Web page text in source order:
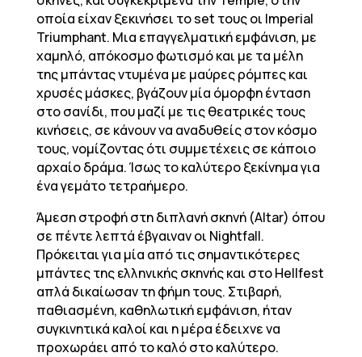
οποία είχαν ξεκινήσει το set τους οι Imperial
Triumphant. Μια επαγγελματική εμφάνιση, με
χαμηλό, απόκοσμο φωτισμό και με τα μέλη
της μπάντας ντυμένα με μαύρες ρόμπες και
χρυσές μάσκες, βγάζουν μία όμορφη ένταση
στο σανίδι, που μαζί με τις θεατρικές τους
κινήσεις, σε κάνουν να αναδυθείς στον κόσμο
τους, νομίζοντας ότι συμμετέχεις σε κάποιο
αρχαίο δράμα. Ίσως το καλύτερο ξεκίνημα για
ένα γεμάτο τετραήμερο.
Άμεση στροφή στη διπλανή σκηνή (Altar) όπου
σε πέντε λεπτά έβγαιναν οι Nightfall.
Πρόκειται για μία από τις σημαντικότερες
μπάντες της ελληνικής σκηνής και στο Hellfest
απλά δικαίωσαν τη φήμη τους. Στιβαρή,
παθιασμένη, καθηλωτική εμφάνιση, ήταν
συγκινητικά καλοί και η μέρα έδειχνε να
προχωράει από το καλό στο καλύτερο.